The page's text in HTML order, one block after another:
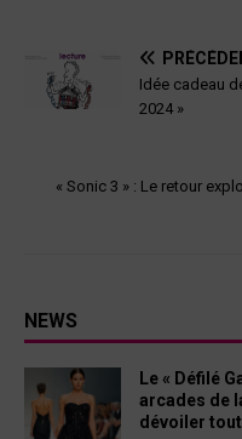
Idée cadeau
2024 »
« Sonic 3 » : Le retour
NEWS
Le « Défilé
arcades de
dévoiler